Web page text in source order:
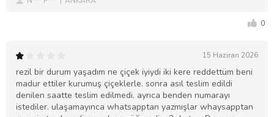
0
15 Haziran 2026
rezil bir durum yaşadım ne çiçek iyiydi iki kere reddettüm beni
madur ettiler kurumuş çiçeklerle. sonra asıl teslim edildi
denilen saatte teslim edilmedi. ayrıca benden numarayı
istediler. ulaşamayınca whatsapptan yazmışlar whaysapptan